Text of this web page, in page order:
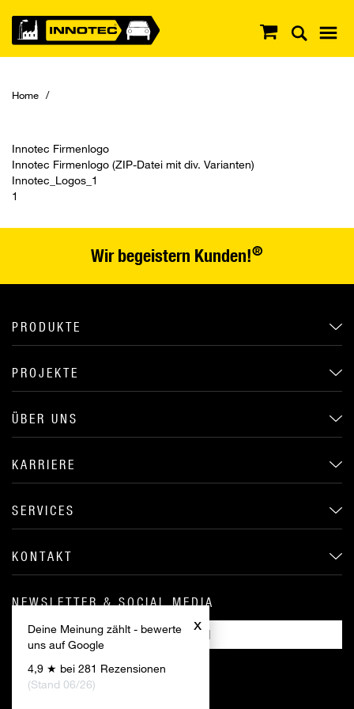
Home
x
Deine Meinung zählt - bewerte
uns auf Google
4,9 ★ bei 281 Rezensionen
(Stand 06/26)
Innotec Firmenlogo
Innotec Firmenlogo (ZIP-Datei mit div. Varianten)
Innotec_Logos_1
1
Wir begeistern Kunden!®
PRODUKTE
PROJEKTE
ÜBER UNS
KARRIERE
SERVICES
KONTAKT
NEWSLETTER & SOCIAL MEDIA
ANMELDEN